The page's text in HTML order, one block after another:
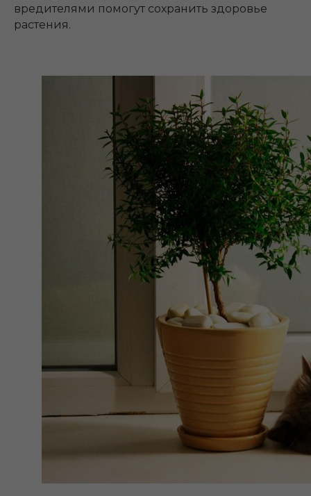
вредителями помогут сохранить здоровье
растения.